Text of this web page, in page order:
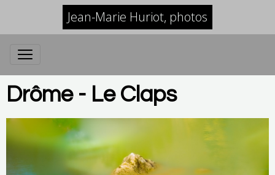
Jean-Marie Huriot, photos
Drôme - Le Claps